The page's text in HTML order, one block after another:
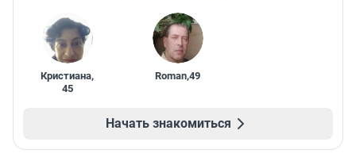
Кристиана,
45
Roman,49
Начать знакомиться